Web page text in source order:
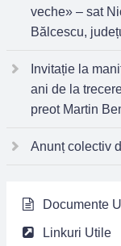
veche» – sat
Bălcescu,
Invitație la
ani de la
preot Martin
Anunț colectiv
Documente
Linkuri Utile